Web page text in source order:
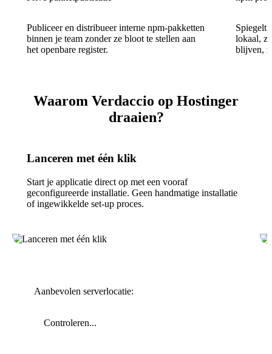
Publiceer en distribueer interne npm-pakketten
binnen je team zonder ze bloot te stellen aan
het openbare register.
Spiegelt
lokaal,
blijven,
Waarom Verdaccio op Hostinger
draaien?
Lanceren met één klik
Start je applicatie direct op met een vooraf
geconfigureerde installatie. Geen handmatige installatie
of ingewikkelde set-up proces.
Aanbevolen serverlocatie:
Controleren...